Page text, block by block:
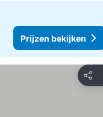
Prijzen bekijken
Delen